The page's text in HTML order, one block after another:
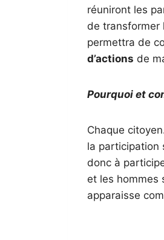
réuniront les
de transformer
permettra de
d’actions de
Pourquoi et
Chaque
la participation
donc à
et les hommes
apparaisse